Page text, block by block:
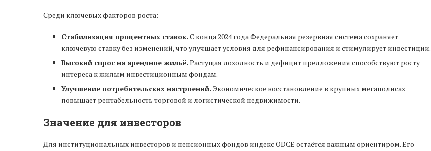
Среди ключевых факторов роста:
Стабилизация процентных ставок. С конца 2024 года Федеральная резервная система сохраняет
ключевую ставку без изменений, что улучшает условия для рефинансирования и стимулирует инвестиции.
Высокий спрос на арендное жильё. Растущая доходность и дефицит предложения способствуют росту
интереса к жилым инвестиционным фондам.
Улучшение потребительских настроений. Экономическое восстановление в крупных мегаполисах
повышает рентабельность торговой и логистической недвижимости.
Значение для инвесторов
Для институциональных инвесторов и пенсионных фондов индекс ODCE остаётся важным ориентиром. Его